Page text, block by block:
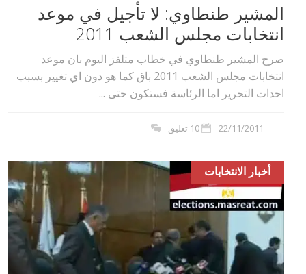
المشير طنطاوي: لا تأجيل في موعد
انتخابات مجلس الشعب 2011
صرح المشير طنطاوي في خطاب متلفز اليوم بان موعد
انتخابات مجلس الشعب 2011 باق كما هو دون اي تغيير بسبب
احدات التحرير اما الرئاسة فستكون حتى ...
22/11/2011 10 تعليق
أخبار الانتخابات